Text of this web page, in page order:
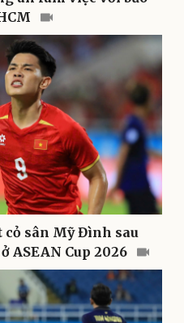
Đời sống
Nhà đẹp
Blog
Tình yêu - Gia đình
cỏ sân Mỹ Đình sau
ASEAN Cup 2026